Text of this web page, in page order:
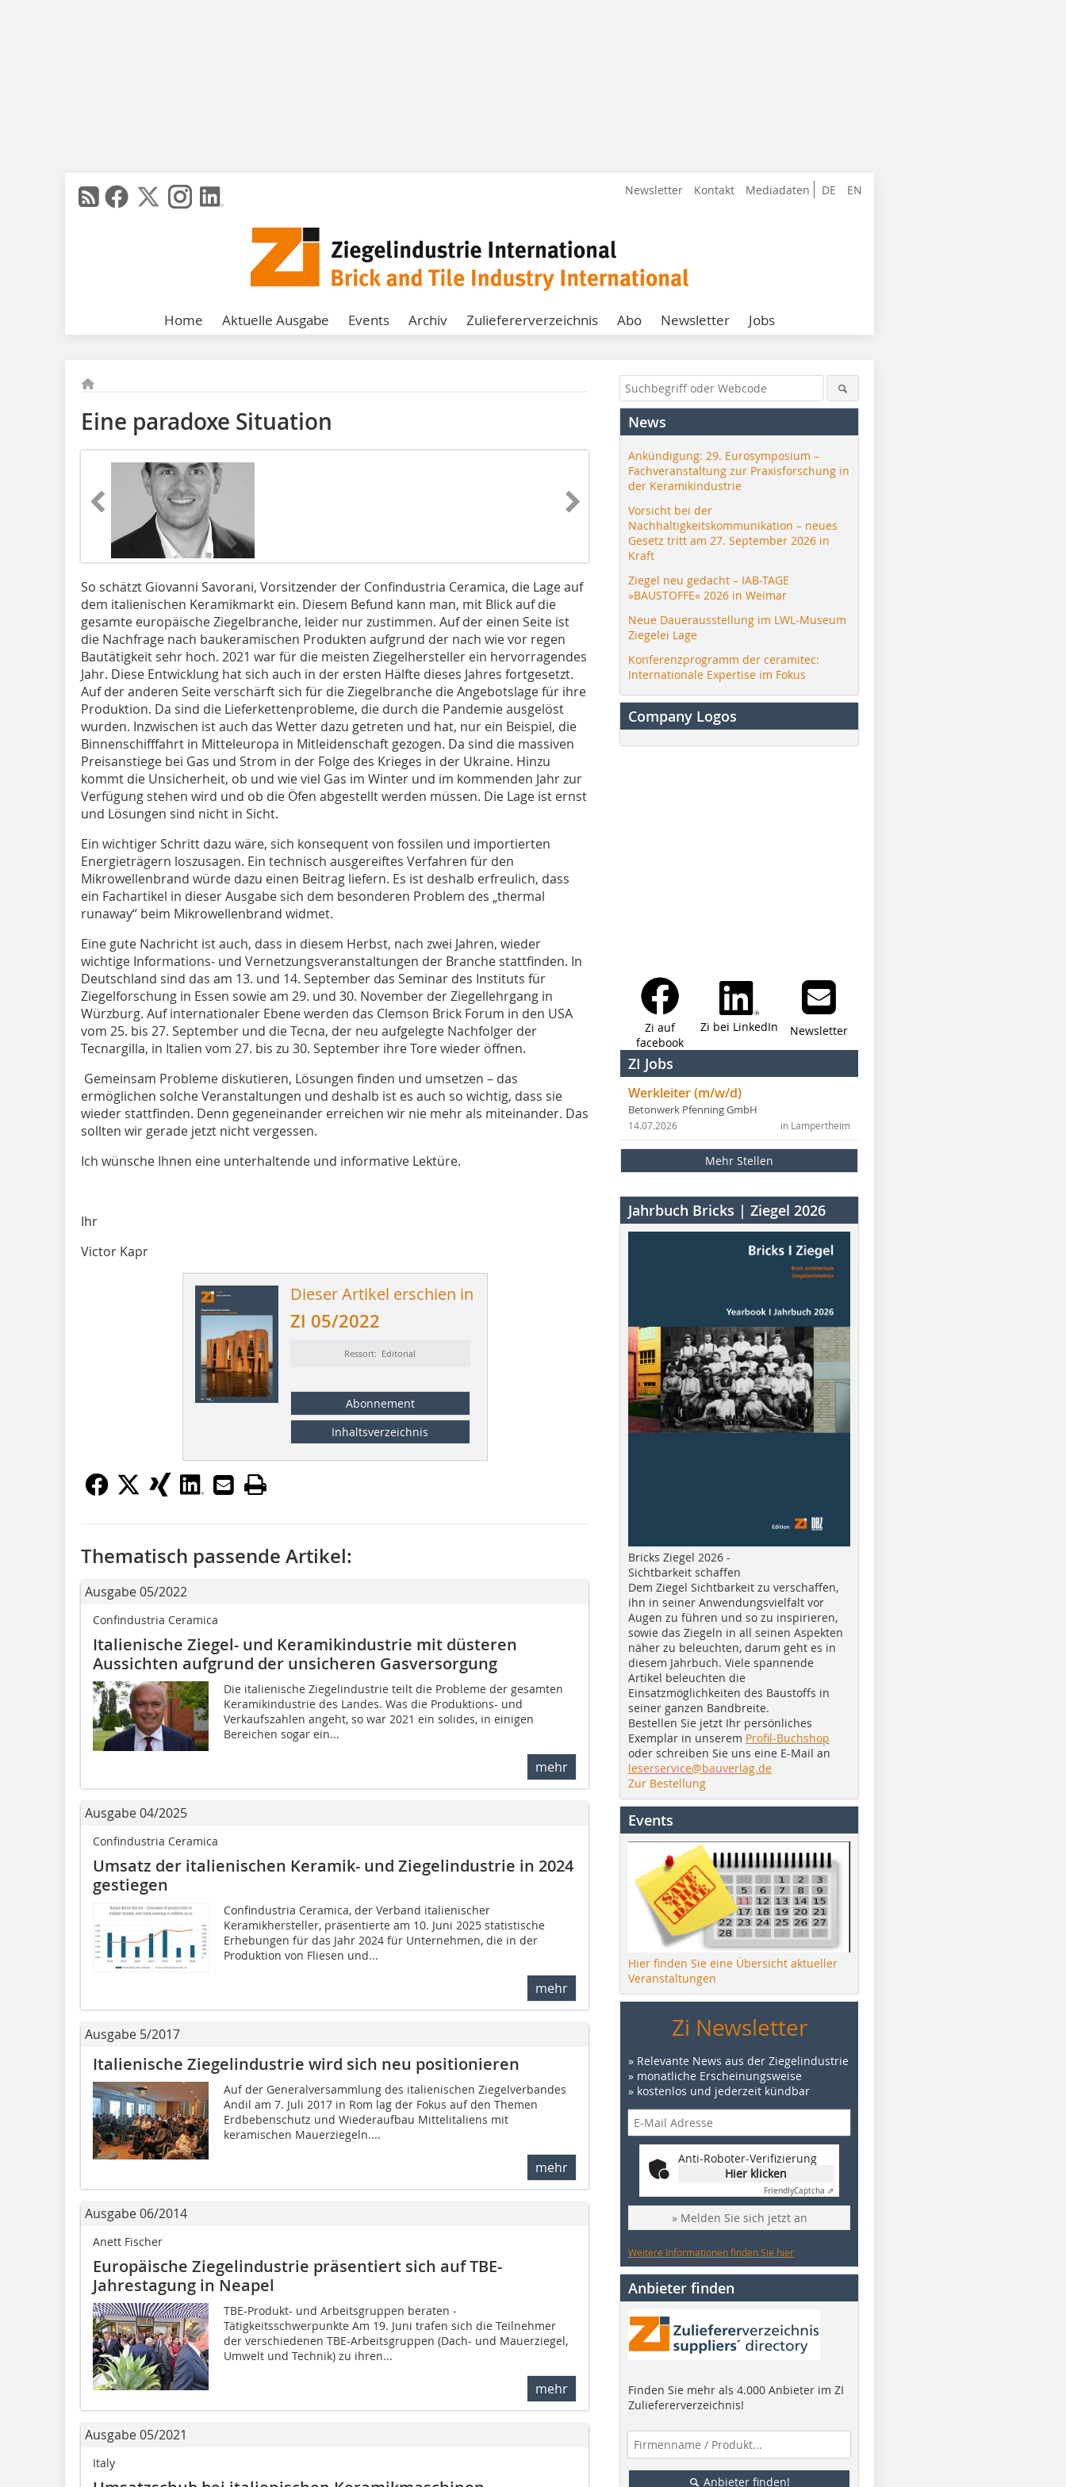
DE EN
Newsletter Kontakt Mediadaten
Home Aktuelle Ausgabe Events Archiv Zuliefererverzeichnis Abo Newsletter Jobs
Eine paradoxe Situation
So schätzt Giovanni Savorani, Vorsitzender der Confindustria Ceramica, die Lage auf
dem italienischen Keramikmarkt ein. Diesem Befund kann man, mit Blick auf die
gesamte europäische Ziegelbranche, leider nur zustimmen. Auf der einen Seite ist
die Nachfrage nach baukeramischen Produkten aufgrund der nach wie vor regen
Bautätigkeit sehr hoch. 2021 war für die meisten Ziegelhersteller ein hervorragendes
Jahr. Diese Entwicklung hat sich auch in der ersten Hälfte dieses Jahres fortgesetzt.
Auf der anderen Seite verschärft sich für die Ziegelbranche die Angebotslage für ihre
Produktion. Da sind die Lieferkettenprobleme, die durch die Pandemie ausgelöst
wurden. Inzwischen ist auch das Wetter dazu getreten und hat, nur ein Beispiel, die
Binnenschifffahrt in Mitteleuropa in Mitleidenschaft gezogen. Da sind die massiven
Preisanstiege bei Gas und Strom in der Folge des Krieges in der Ukraine. Hinzu
kommt die Unsicherheit, ob und wie viel Gas im Winter und im kommenden Jahr zur
Verfügung stehen wird und ob die Öfen abgestellt werden müssen. Die Lage ist ernst
und Lösungen sind nicht in Sicht.
Ein wichtiger Schritt dazu wäre, sich konsequent von fossilen und importierten
Energieträgern loszusagen. Ein technisch ausgereiftes Verfahren für den
Mikrowellenbrand würde dazu einen Beitrag liefern. Es ist deshalb erfreulich, dass
ein Fachartikel in dieser Ausgabe sich dem besonderen Problem des „thermal
runaway“ beim Mikrowellenbrand widmet.
Eine gute Nachricht ist auch, dass in diesem Herbst, nach zwei Jahren, wieder
wichtige Informations- und Vernetzungsveranstaltungen der Branche stattfinden. In
Deutschland sind das am 13. und 14. September das Seminar des Instituts für
Ziegelforschung in Essen sowie am 29. und 30. November der Ziegellehrgang in
Würzburg. Auf internationaler Ebene werden das Clemson Brick Forum in den USA
vom 25. bis 27. September und die Tecna, der neu aufgelegte Nachfolger der
Tecnargilla, in Italien vom 27. bis zu 30. September ihre Tore wieder öffnen.
Gemeinsam Probleme diskutieren, Lösungen finden und umsetzen – das
ermöglichen solche Veranstaltungen und deshalb ist es auch so wichtig, dass sie
wieder stattfinden. Denn gegeneinander erreichen wir nie mehr als miteinander. Das
sollten wir gerade jetzt nicht vergessen.
Ich wünsche Ihnen eine unterhaltende und informative Lektüre.
Ihr
Victor Kapr
Dieser Artikel erschien in
ZI 05/2022
Ressort: Editorial
Abonnement
Inhaltsverzeichnis
Thematisch passende Artikel:
Ausgabe 05/2022
Confindustria Ceramica
Italienische Ziegel- und Keramikindustrie mit düsteren
Aussichten aufgrund der unsicheren Gasversorgung
Die italienische Ziegelindustrie teilt die Probleme der gesamten
Keramikindustrie des Landes. Was die Produktions- und
Verkaufszahlen angeht, so war 2021 ein solides, in einigen
Bereichen sogar ein...
mehr
Ausgabe 04/2025
Confindustria Ceramica
Umsatz der italienischen Keramik- und Ziegelindustrie in 2024
gestiegen
Confindustria Ceramica, der Verband italienischer
Keramikhersteller, präsentierte am 10. Juni 2025 statistische
Erhebungen für das Jahr 2024 für Unternehmen, die in der
Produktion von Fliesen und...
mehr
Ausgabe 5/2017
Italienische Ziegelindustrie wird sich neu positionieren
Auf der Generalversammlung des italienischen Ziegelverbandes
Andil am 7. Juli 2017 in Rom lag der Fokus auf den Themen
Erdbebenschutz und Wiederaufbau Mittelitaliens mit
keramischen Mauerziegeln....
mehr
Ausgabe 06/2014
Anett Fischer
Europäische Ziegelindustrie präsentiert sich auf TBE-
Jahrestagung in Neapel
TBE-Produkt- und Arbeitsgruppen beraten ­
Tätigkeitsschwerpunkte Am 19. Juni trafen sich die Teilnehmer
der verschiedenen TBE-Arbeitsgruppen (Dach- und Mauerziegel,
Umwelt und Technik) zu ihren...
mehr
Ausgabe 05/2021
Italy
News
Ankündigung: 29. Eurosymposium –
Fachveranstaltung zur Praxisforschung in
der Keramikindustrie
Vorsicht bei der
Nachhaltigkeitskommunikation – neues
Gesetz tritt am 27. September 2026 in
Kraft
Ziegel neu gedacht – IAB-TAGE
»BAUSTOFFE« 2026 in Weimar
Neue Dauerausstellung im LWL-Museum
Ziegelei Lage
Konferenzprogramm der ceramitec:
Internationale Expertise im Fokus
Company Logos
Zi auf
facebook
Zi bei LinkedIn Newsletter
ZI Jobs
Werkleiter (m/w/d)
Betonwerk Pfenning GmbH
in Lampertheim
14.07.2026
Mehr Stellen
Jahrbuch Bricks | Ziegel 2026
Bricks Ziegel 2026 -
Sichtbarkeit schaffen
Dem Ziegel Sichtbarkeit zu verschaffen,
ihn in seiner Anwendungsvielfalt vor
Augen zu führen und so zu inspirieren,
sowie das Ziegeln in all seinen Aspekten
näher zu beleuchten, darum geht es in
diesem Jahrbuch. Viele spannende
Artikel beleuchten die
Einsatzmöglichkeiten des Baustoffs in
seiner ganzen Bandbreite.
Bestellen Sie jetzt Ihr persönliches
Exemplar in unserem Profil-Buchshop
oder schreiben Sie uns eine E-Mail an
leserservice@bauverlag.de
Zur Bestellung
Events
Hier finden Sie eine Übersicht aktueller
Veranstaltungen
Zi Newsletter
» Relevante News aus der Ziegelindustrie
» monatliche Erscheinungsweise
» kostenlos und jederzeit kündbar
Anti-Roboter-Verifizierung
Hier klicken
FriendlyCaptcha ⇗
» Melden Sie sich jetzt an
Weitere Informationen finden Sie hier
Anbieter finden
Finden Sie mehr als 4.000 Anbieter im ZI
Zuliefererverzeichnis!
Anbieter finden!